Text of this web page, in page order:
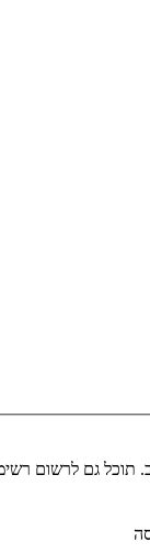
תוכל גם לרשום